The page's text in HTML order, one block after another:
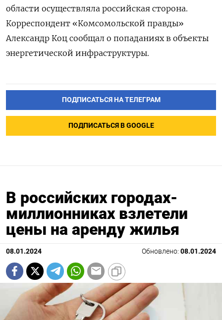
области осуществляла российская сторона.
Корреспондент «Комсомольской правды»
Александр Коц сообщал о попаданиях в объекты
энергетической инфраструктуры.
ПОДПИСАТЬСЯ НА ТЕЛЕГРАМ
ПОДПИСАТЬСЯ В GOOGLE
В российских городах-
миллионниках взлетели
цены на аренду жилья
08.01.2024 Обновлено: 08.01.2024